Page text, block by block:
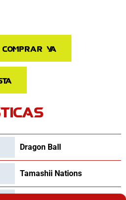
Comprar ya
Dragon Ball
Tamashii Nations